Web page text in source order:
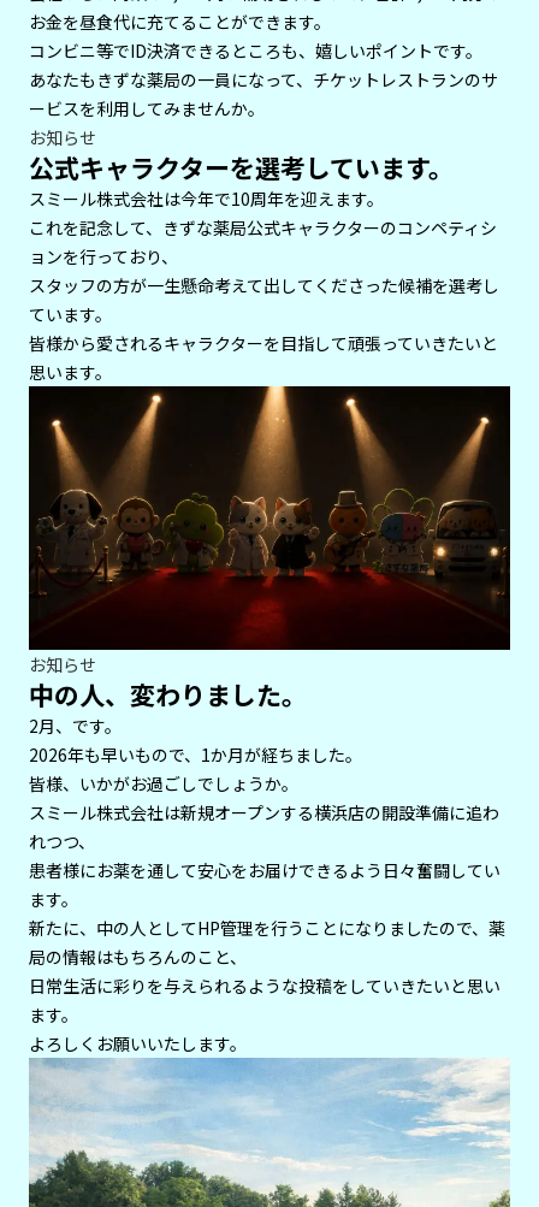
お金を昼食代に充てることができます。
コンビニ等でID決済できるところも、嬉しいポイントです。
あなたもきずな薬局の一員になって、チケットレストランのサ
ービスを利用してみませんか。
お知らせ
公式キャラクターを選考しています。
スミール株式会社は今年で10周年を迎えます。
これを記念して、きずな薬局公式キャラクターのコンペティシ
ョンを行っており、
スタッフの方が一生懸命考えて出してくださった候補を選考し
ています。
皆様から愛されるキャラクターを目指して頑張っていきたいと
思います。
お知らせ
中の人、変わりました。
2月、です。
2026年も早いもので、1か月が経ちました。
皆様、いかがお過ごしでしょうか。
スミール株式会社は新規オープンする横浜店の開設準備に追わ
れつつ、
患者様にお薬を通して安心をお届けできるよう日々奮闘してい
ます。
新たに、中の人としてHP管理を行うことになりましたので、薬
局の情報はもちろんのこと、
日常生活に彩りを与えられるような投稿をしていきたいと思い
ます。
よろしくお願いいたします。